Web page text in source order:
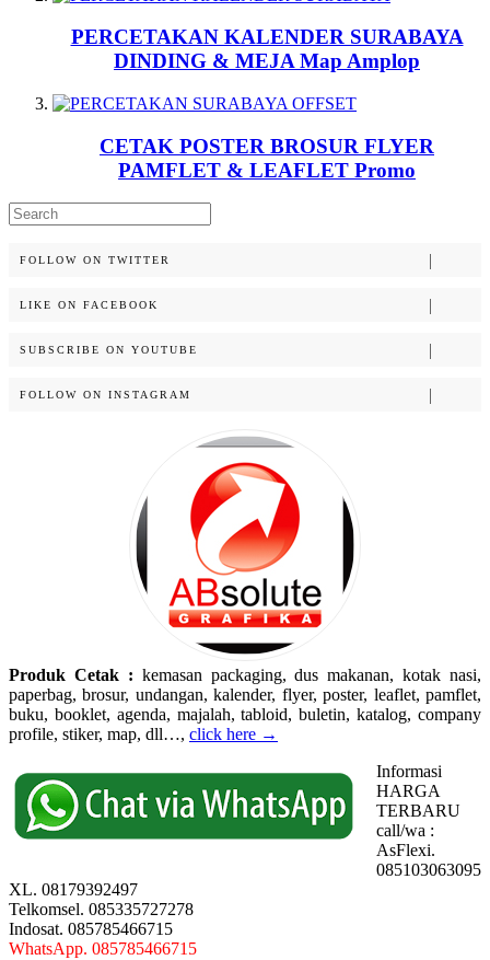
PERCETAKAN KALENDER SURABAYA
DINDING & MEJA Map Amplop
CETAK POSTER BROSUR FLYER
PAMFLET & LEAFLET Promo
Search
for:
FOLLOW ON TWITTER
LIKE ON FACEBOOK
SUBSCRIBE ON YOUTUBE
FOLLOW ON INSTAGRAM
Produk Cetak : kemasan packaging, dus makanan, kotak nasi,
paperbag, brosur, undangan, kalender, flyer, poster, leaflet, pamflet,
buku, booklet, agenda, majalah, tabloid, buletin, katalog, company
profile, stiker, map, dll…, click here →
Informasi
HARGA
TERBARU
call/wa :
AsFlexi.
085103063095
XL. 08179392497
Telkomsel. 085335727278
Indosat. 085785466715
WhatsApp. 085785466715